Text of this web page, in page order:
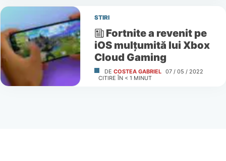
STIRI
Fortnite a revenit pe
iOS mulţumită lui Xbox
Cloud Gaming
DE COSTEA GABRIEL 07 / 05 / 2022
CITIRE ÎN < 1 MINUT